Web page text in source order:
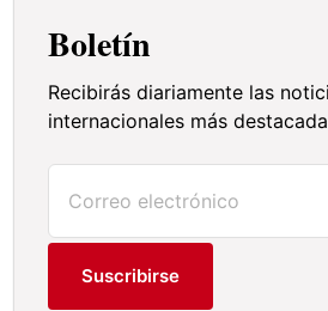
Boletín
Recibirás diariamente las
internacionales más
Suscribirse